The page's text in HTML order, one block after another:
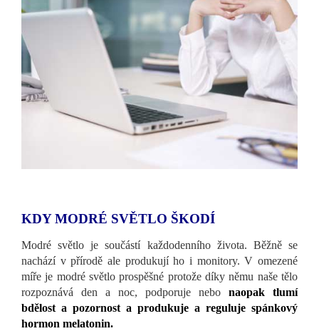
KDY MODRÉ SVĚTLO ŠKODÍ
Modré světlo je součástí každodenního života. Běžně se
nachází v přírodě ale produkují ho i monitory. V omezené
míře je modré světlo prospěšné protože díky němu naše tělo
rozpoznává den a noc, podporuje nebo naopak tlumí
bdělost a pozornost a produkuje a reguluje spánkový
hormon melatonin.